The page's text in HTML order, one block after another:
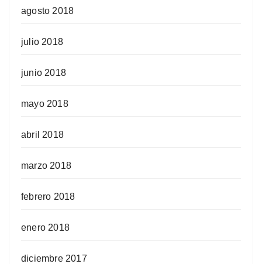
agosto 2018
julio 2018
junio 2018
mayo 2018
abril 2018
marzo 2018
febrero 2018
enero 2018
diciembre 2017